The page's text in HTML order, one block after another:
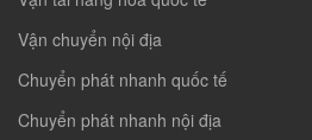
Vận chuyển nội địa
Chuyển phát nhanh quốc tế
Chuyển phát nhanh nội địa